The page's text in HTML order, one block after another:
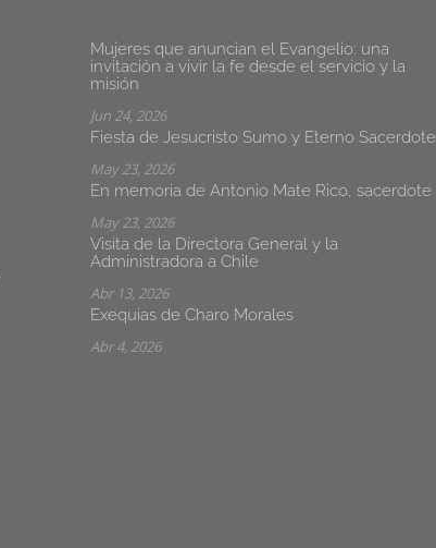
Mujeres que anuncian el Evangelio: una
invitación a vivir la fe desde el servicio y la
misión
Jun 24, 2026
Fiesta de Jesucristo Sumo y Eterno Sacerdote
May 23, 2026
En memoria de Antonio Mate Rico, sacerdote
May 23, 2026
Visita de la Directora General y la
Administradora a Chile
Abr 13, 2026
Exequias de Charo Morales
Abr 4, 2026